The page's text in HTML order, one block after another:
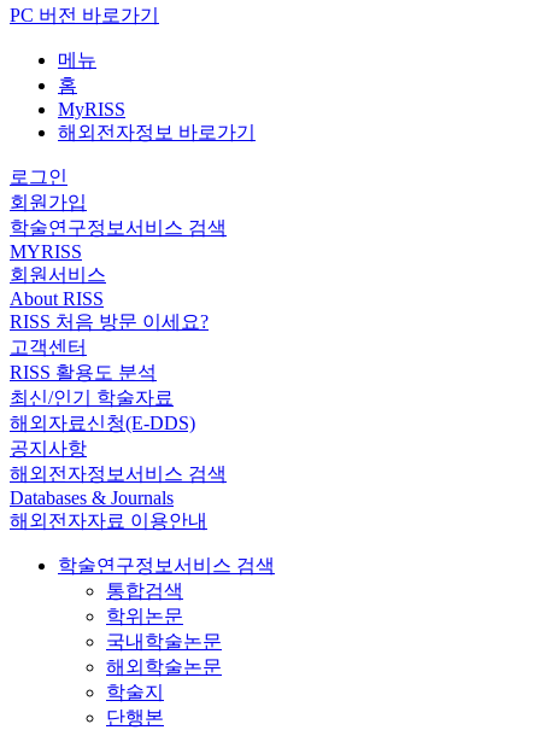
PC 버전 바로가기
메뉴
홈
MyRISS
해외전자정보 바로가기
로그인
회원가입
학술연구정보서비스 검색
MYRISS
회원서비스
About RISS
RISS 처음 방문 이세요?
고객센터
RISS 활용도 분석
최신/인기 학술자료
해외자료신청(E-DDS)
공지사항
해외전자정보서비스 검색
Databases & Journals
해외전자자료 이용안내
학술연구정보서비스 검색
통합검색
학위논문
국내학술논문
해외학술논문
학술지
단행본